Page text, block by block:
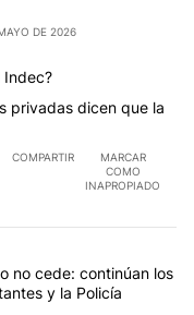
DE 2026
Indec?
privadas dicen que la
COMPARTIR
MARCAR
COMO
INAPROPIADO
comentarios en los
tensión frente al
no cede: continúan los
y la Policía